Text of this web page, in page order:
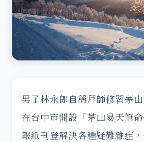
男子林永郎自稱拜師修習茅山
在台中市開設「茅山易天筆
報紙刊登解決各種疑難雜症